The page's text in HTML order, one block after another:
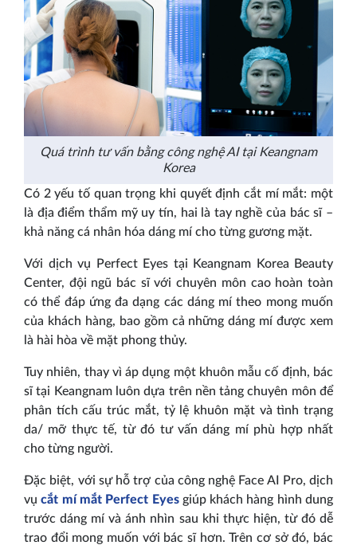
Quá trình tư vấn bằng công nghệ AI tại Keangnam
Korea
Có 2 yếu tố quan trọng khi quyết định cắt mí mắt: một
là địa điểm thẩm mỹ uy tín, hai là tay nghề của bác sĩ –
khả năng cá nhân hóa dáng mí cho từng gương mặt.
Với dịch vụ Perfect Eyes tại Keangnam Korea Beauty
Center, đội ngũ bác sĩ với chuyên môn cao hoàn toàn
có thể đáp ứng đa dạng các dáng mí theo mong muốn
của khách hàng, bao gồm cả những dáng mí được xem
là hài hòa về mặt phong thủy.
Tuy nhiên, thay vì áp dụng một khuôn mẫu cố định, bác
sĩ tại Keangnam luôn dựa trên nền tảng chuyên môn để
phân tích cấu trúc mắt, tỷ lệ khuôn mặt và tình trạng
da/ mỡ thực tế, từ đó tư vấn dáng mí phù hợp nhất
cho từng người.
Đặc biệt, với sự hỗ trợ của công nghệ Face AI Pro, dịch
vụcắt mí mắt Perfect Eyesgiúp khách hàng hình dung
trước dáng mí và ánh nhìn sau khi thực hiện, từ đó dễ
trao đổi mong muốn với bác sĩ hơn. Trên cơ sở đó, bác